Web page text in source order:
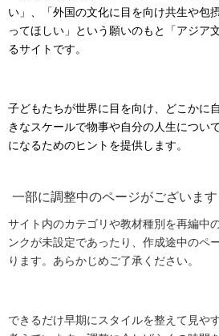
い」、「外国の文化に目を向け共生や包
ってほしい」という願いのもと「アジア
るサイトです。
子どもたちが世界に目を向け、どこかに
きなスケールで物事や自分の人生につい
になるためのヒントを提供します。
一部に調整中のページがございます
サイト内のカテゴリや教材種別を再編中
ンクが未設定であったり、作成途中のペ
ります。あらかじめご了承ください。
できるだけ早期にスタイルを整えて見や